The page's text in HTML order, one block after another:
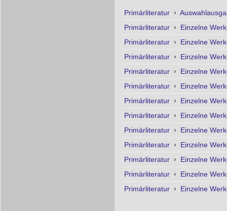
Primärliteratur ›
Primärliteratur ›
Einzelne
Primärliteratur ›
Einzelne
Primärliteratur ›
Einzelne
Primärliteratur ›
Einzelne
Primärliteratur ›
Einzelne
Primärliteratur ›
Einzelne
Primärliteratur ›
Einzelne
Primärliteratur ›
Einzelne
Primärliteratur ›
Einzelne
Primärliteratur ›
Einzelne
Primärliteratur ›
Einzelne
Primärliteratur › Einzelne